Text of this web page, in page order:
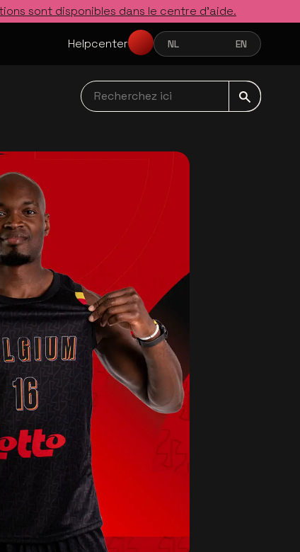
sont disponibles dans le centre d’aide.
Helpcenter NEDERLANDS
NL FRANÇAISENGLISH
EN
Recherchez ici navbar